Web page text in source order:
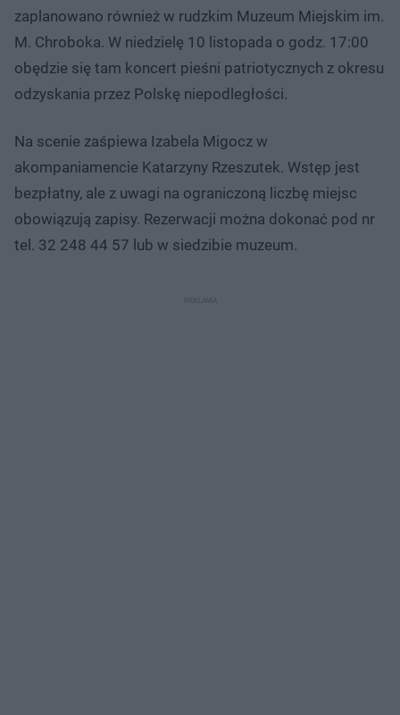
zaplanowano również w rudzkim Muzeum Miejskim im.
M. Chroboka. W niedzielę 10 listopada o godz. 17:00
obędzie się tam koncert pieśni patriotycznych z okresu
odzyskania przez Polskę niepodległości.
Na scenie zaśpiewa Izabela Migocz w
akompaniamencie Katarzyny Rzeszutek. Wstęp jest
bezpłatny, ale z uwagi na ograniczoną liczbę miejsc
obowiązują zapisy. Rezerwacji można dokonać pod nr
tel. 32 248 44 57 lub w siedzibie muzeum.